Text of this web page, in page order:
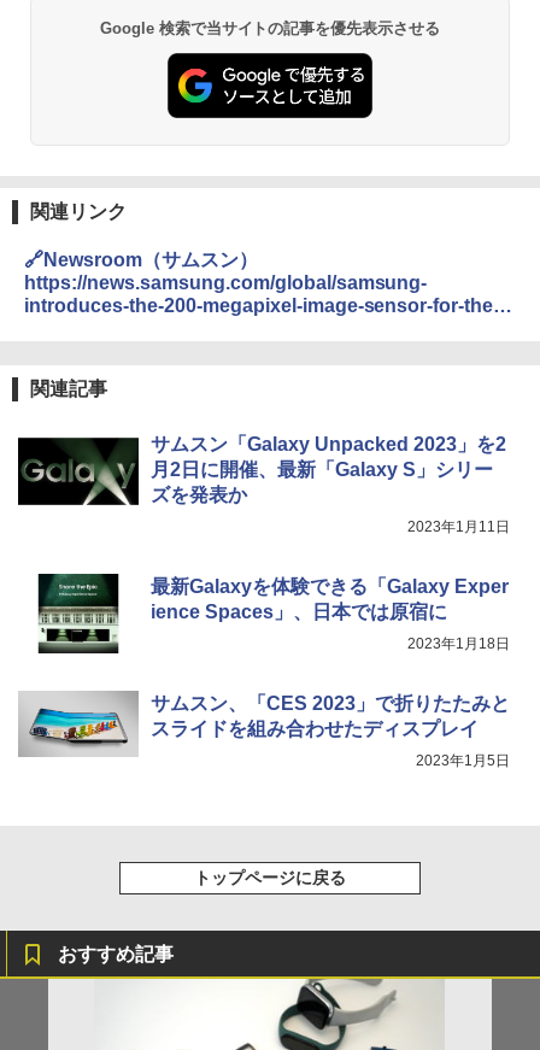
Google 検索で当サイトの記事を優先表示させる
関連リンク
🔗Newsroom（サムスン）
https://news.samsung.com/global/samsung-
introduces-the-200-megapixel-image-sensor-for-the-
関連記事
サムスン「Galaxy Unpacked 2023」を2
月2日に開催、最新「Galaxy S」シリー
ズを発表か
2023年1月11日
最新Galaxyを体験できる「Galaxy Exper
ience Spaces」、日本では原宿に
2023年1月18日
サムスン、「CES 2023」で折りたたみと
スライドを組み合わせたディスプレイ
2023年1月5日
トップページに戻る
おすすめ記事